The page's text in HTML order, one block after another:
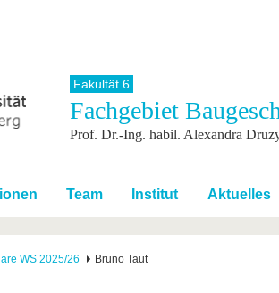
Studium
Studienangebot
Im Studium
Nach dem Studium
International
Internationales Profil
Mit der BTU ins Ausland
Für internationale
Studierende
Fakultät 6
Fachgebiet
Prof. Dr.-Ing. habil. Alexandra
Team Institut Aktuelles
WS 2025/26 Bruno Taut